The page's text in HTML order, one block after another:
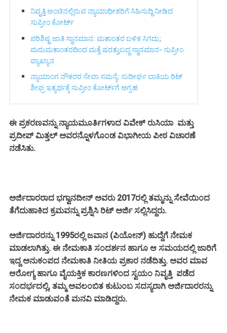
ನಿವೃತ್ತಿ ಅಂಚಿನಲ್ಲಿರುವ ನ್ಯಾಯಾಧೀಶರಿಗೆ ಸಿಹಿಸುದ್ದಿ ನೀಡಿದ
ಸುಪ್ರೀಂ ಕೋರ್ಟ್‌
ಪರಿಶಿಷ್ಟ ಜಾತಿ ಸ್ಥಾನಮಾನ: ಮತಾಂತರ ಬಳಿಕ ಸಿಗದು;
ಮರುಮತಾಂತರದಿಂದ ಮತ್ತೆ ಷರತ್ತುಬದ್ಧ ಸ್ಥಾನಮಾನ- ಸುಪ್ರೀಂ
ವ್ಯಾಖ್ಯಾನ
ನ್ಯಾಯಾಂಗ ನೌಕರರ ಸೇವಾ ಸಮಸ್ಯೆ: ಸುದೀರ್ಘ ಬಾಕಿಯ ರಿಟ್
ಶೀಘ್ರ ಇತ್ಯರ್ಥಕ್ಕೆ ಸುಪ್ರೀಂ ಕೋರ್ಟ್‌ಗೆ ಆಗ್ರಹ
ಈ ಪ್ರಕರಣವನ್ನು ನ್ಯಾಯಮೂರ್ತಿಗಳಾದ ವಿವೇಕ್ ರುಸಿಯಾ ಮತ್ತು
ಪ್ರದೀಪ್ ಮಿತ್ತಲ್ ಅವರನ್ನೊಳಗೊಂಡ ವಿಭಾಗೀಯ ಪೀಠ ವಿಚಾರಣೆ
ನಡೆಸಿತು.
ಅರ್ಜಿದಾರರಾದ ಭಗ್ವಾನದೀನ್ ಅವರು 2017ರಲ್ಲಿ ತಮ್ಮನ್ನು ಸೇವೆಯಿಂದ
ತೆಗೆದುಹಾಕಿದ ಕ್ರಮವನ್ನು ಪ್ರಶ್ನಿಸಿ ರಿಟ್ ಅರ್ಜಿ ಸಲ್ಲಿಸಿದ್ದರು.
ಅರ್ಜಿದಾರರನ್ನು 1995ರಲ್ಲಿ ಜವಾನ (ಪಿಯೋನ್) ಹುದ್ದೆಗೆ ನೇಮಕ
ಮಾಡಲಾಗಿತ್ತು. ಈ ನೇಮಕಾತಿ ಸಂದರ್ಶನ ಹಾಗೂ ಆ ಸಮಯದಲ್ಲಿ ಜಾರಿಗೆ
ಇದ್ದ ಅನುಕಂಪದ ನೇಮಕಾತಿ ನೀತಿಯ ಪ್ರಕಾರ ನಡೆದಿತ್ತು. ಅವರ ಮಾವ
ಆರೋಗ್ಯ ಹಾಗೂ ವೈಯಕ್ತಿಕ ಕಾರಣಗಳಿಂದ ಸ್ವಯಂ ನಿವೃತ್ತಿ ಪಡೆದ
ಸಂದರ್ಭದಲ್ಲಿ, ತಮ್ಮ ಅವಲಂಬಿತ ಕುಟುಂಬ ಸದಸ್ಯರಾಗಿ ಅರ್ಜಿದಾರರನ್ನು
ನೇಮಕ ಮಾಡುವಂತೆ ಮನವಿ ಮಾಡಿದ್ದರು.